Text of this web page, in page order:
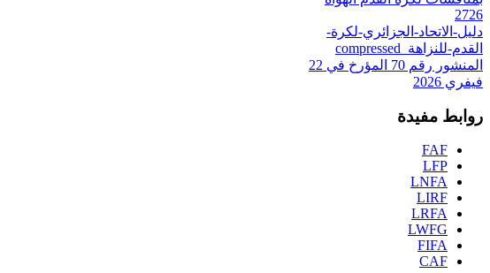
2726
دليل-الاتحاد-الجزائري-لكرة-
القدم-للنزاهة_compressed
المنشور رقم 70 المؤرخ في 22
فيفري 2026
روابط مفيدة
FAF
LFP
LNFA
LIRF
LRFA
LWFG
FIFA
CAF